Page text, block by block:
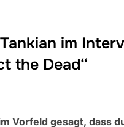
im
the Dead“
Vorfeld gesagt, dass